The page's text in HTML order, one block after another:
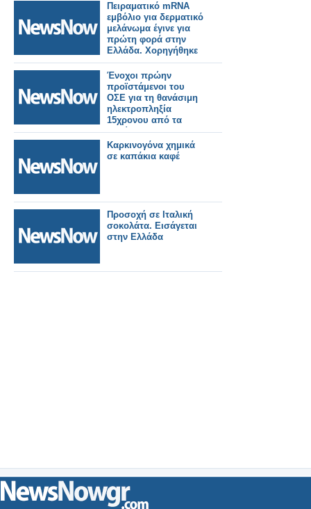
Πειραματικό mRNA
εμβόλιο για δερματικό
μελάνωμα έγινε για
πρώτη φορά στην
Ελλάδα. Χορηγήθηκε
σε 60χρονη
Ένοχοι πρώην
προϊστάμενοι του
ΟΣΕ για τη θανάσιμη
ηλεκτροπληξία
15χρονου από τα
καλώδια
ηλεκτροκίνησης στη
Λάρισα
Καρκινογόνα χημικά
σε καπάκια καφέ
Προσοχή σε Ιταλική
σοκολάτα. Εισάγεται
στην Ελλάδα